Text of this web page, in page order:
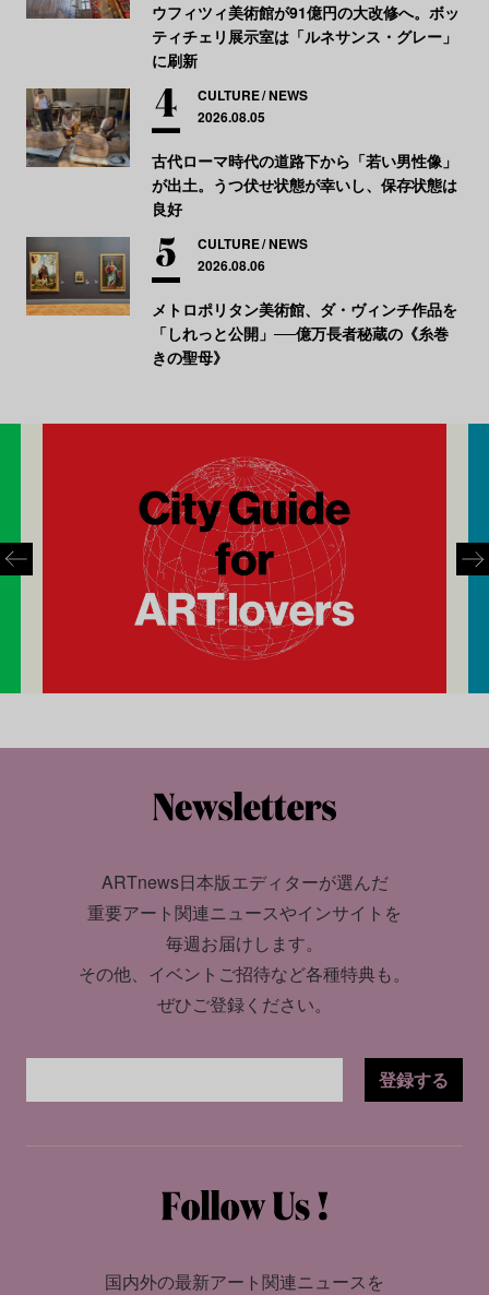
ウフィツィ美術館が91億円の大改修へ。ボッ
ティチェリ展示室は「ルネサンス・グレー」
に刷新
CULTURE NEWS
2026.08.05
古代ローマ時代の道路下から「若い男性像」
が出土。うつ伏せ状態が幸いし、保存状態は
良好
CULTURE NEWS
2026.08.06
メトロポリタン美術館、ダ・ヴィンチ作品を
「しれっと公開」──億万長者秘蔵の《糸巻
きの聖母》
ARTnews日本版エディターが選んだ
重要アート関連ニュースやインサイトを
毎週お届けします。
その他、イベントご招待など各種特典も。
ぜひご登録ください。
登録する
国内外の最新アート関連ニュースを